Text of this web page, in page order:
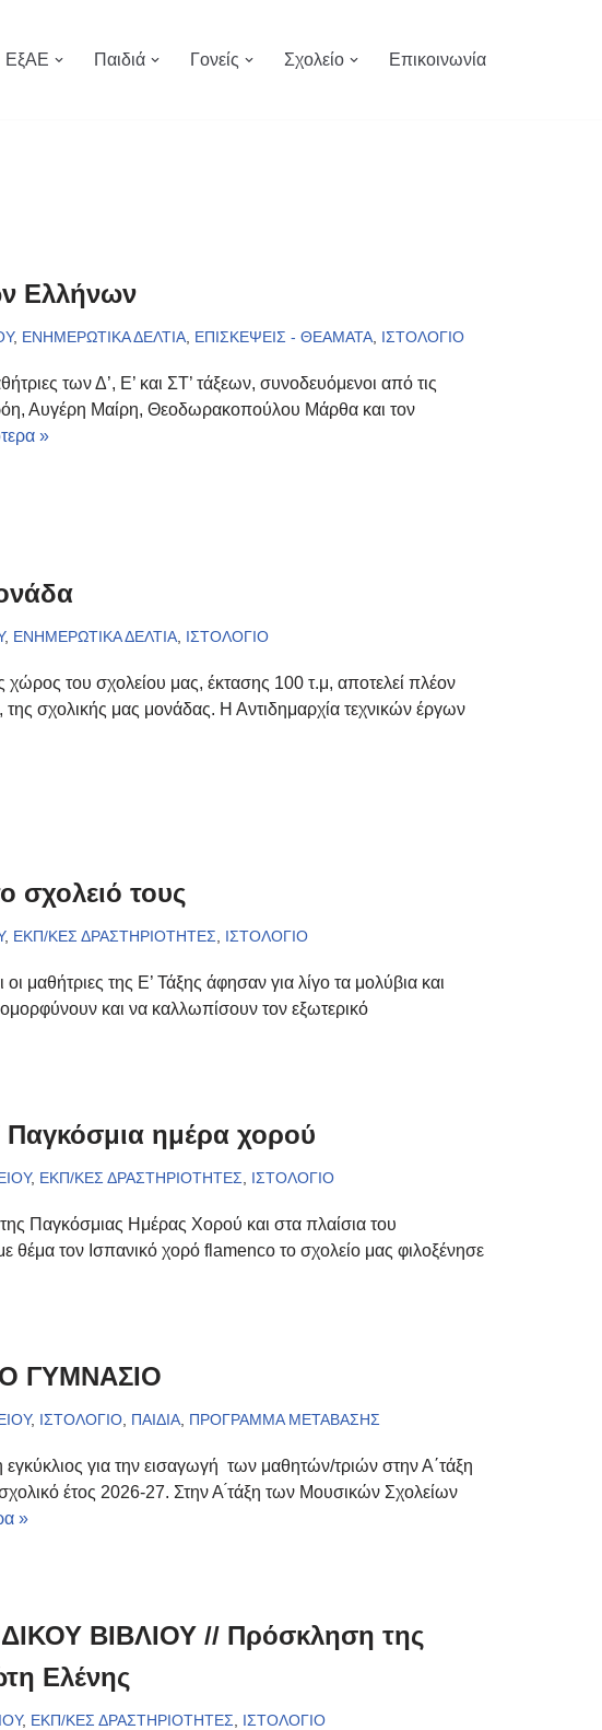
ΕξΑΕ Παιδιά Γονείς Σχολείο Επικοινωνία
Ελλήνων
, ΕΝΗΜΕΡΩΤΙΚΑ ΔΕΛΤΙΑ ΕΠΙΣΚΕΨΕΙΣ - ΘΕΑΜΑΤΑ ΙΣΤΟΛΟΓΙΟ
των Δ’, Ε’ και ΣΤ’ τάξεων, συνοδευόμενοι από τις
Αυγέρη Μαίρη, Θεοδωρακοπούλου Μάρθα και τον
»
, ΕΝΗΜΕΡΩΤΙΚΑ ΔΕΛΤΙΑ ΙΣΤΟΛΟΓΙΟ
χώρος του σχολείου μας, έκτασης 100 τ.μ, αποτελεί πλέον
της σχολικής μας μονάδας. Η Αντιδημαρχία τεχνικών έργων
σχολειό τους
, ΕΚΠ/ΚΕΣ ΔΡΑΣΤΗΡΙΟΤΗΤΕΣ ΙΣΤΟΛΟΓΙΟ
μαθήτριες της Ε’ Τάξης άφησαν για λίγο τα μολύβια και
και να καλλωπίσουν τον εξωτερικό
ημέρα χορού
, ΕΚΠ/ΚΕΣ ΔΡΑΣΤΗΡΙΟΤΗΤΕΣ ΙΣΤΟΛΟΓΙΟ
Παγκόσμιας Ημέρας Χορού και στα πλαίσια του
τον Ισπανικό χορό flamenco το σχολείο μας φιλοξένησε
ΓΥΜΝΑΣΙΟ
, ΙΣΤΟΛΟΓΙΟ ΠΑΙΔΙΑ ΠΡΟΓΡΑΜΜΑ ΜΕΤΑΒΑΣΗΣ
για την εισαγωγή των μαθητών/τριών στην Α΄τάξη
έτος 2026-27. Στην Α ́τάξη των Μουσικών Σχολείων
»
ΒΙΒΛΙΟΥ // Πρόσκληση της
Ελένης
, ΕΚΠ/ΚΕΣ ΔΡΑΣΤΗΡΙΟΤΗΤΕΣ ΙΣΤΟΛΟΓΙΟ